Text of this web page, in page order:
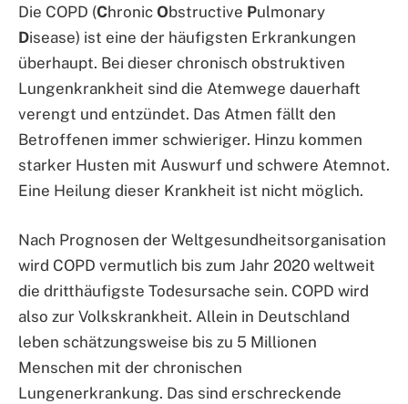
Die COPD (Chronic Obstructive Pulmonary
Disease) ist eine der häufigsten Erkrankungen
überhaupt. Bei dieser chronisch obstruktiven
Lungenkrankheit sind die Atemwege dauerhaft
verengt und entzündet. Das Atmen fällt den
Betroffenen immer schwieriger. Hinzu kommen
starker Husten mit Auswurf und schwere Atemnot.
Eine Heilung dieser Krankheit ist nicht möglich.
Nach Prognosen der Weltgesundheitsorganisation
wird COPD vermutlich bis zum Jahr 2020 weltweit
die dritthäufigste Todesursache sein. COPD wird
also zur Volkskrankheit. Allein in Deutschland
leben schätzungsweise bis zu 5 Millionen
Menschen mit der chronischen
Lungenerkrankung. Das sind erschreckende